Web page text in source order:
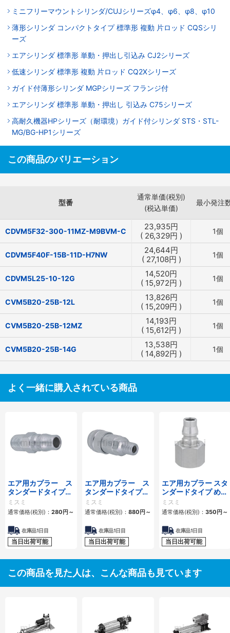
ミニフリーマウントシリンダ/CUJシリーズφ4、φ6、φ8、φ10
薄形シリンダ コンパクトタイプ 標準形 複動 片ロッド CQSシリ
ーズ
エアシリンダ 標準形 単動・押出し引込み CJ2シリーズ
低速シリンダ 標準形 複動 片ロッド CQ2Xシリーズ
ガイド付薄形シリンダ MGPシリーズ フランジ付
エアシリンダ 標準形 単動・押出し 引込み C75シリーズ
高耐久機器HPシリーズ（耐環境）ガイド付シリンダ STS・STL-
MG/BG-HP1シリーズ
この商品のバリエーション
型番
通常単価(税別)
(税込単価)
最小発注
CDVM5F32-300-11MZ-M9BVM-C 23,935円
( 26,329円 ) 1個
CDVM5F40F-15B-11D-H7NW 24,644円
( 27,108円 ) 1個
CDVM5L25-10-12G 14,520円
( 15,972円 ) 1個
CVM5B20-25B-12L 13,826円
( 15,209円 ) 1個
CVM5B20-25B-12MZ 14,193円
( 15,612円 ) 1個
CVM5B20-25B-14G 13,538円
( 14,892円 ) 1個
よく一緒に購入されている商品
エア用カプラー ス
タンダードタイプ
おねじプラグ
ミスミ
通常価格(税別)： 280 円 ～
在庫品1日目
当日出荷可能
エア用カプラー ス
タンダードタイプ
おねじソケット
ミスミ
通常価格(税別)： 880 円 ～
在庫品1日目
当日出荷可能
エア用カプラー スタ
ンダードタイプ めね
じプラグ
ミスミ
通常価格(税別)： 350 円 ～
在庫品1日目
当日出荷可能
この商品を見た人は、こんな商品も見ています